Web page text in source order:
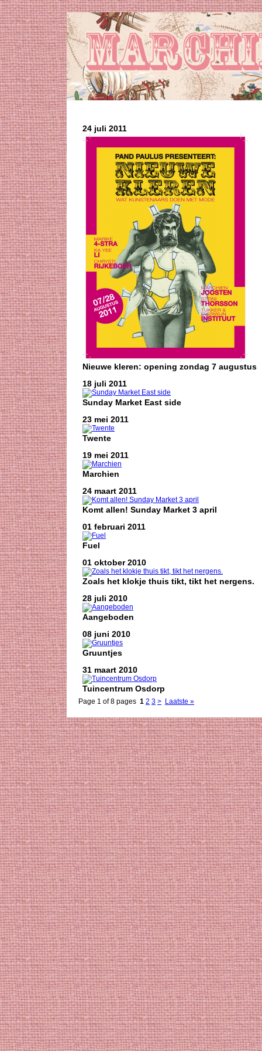
24 juli 2011
Nieuwe kleren: opening zondag 7 augustus
18 juli 2011
Sunday Market East side
23 mei 2011
Twente
19 mei 2011
Marchien
24 maart 2011
Komt allen! Sunday Market 3 april
01 februari 2011
Fuel
01 oktober 2010
Zoals het klokje thuis tikt, tikt het nergens.
28 juli 2010
Aangeboden
08 juni 2010
Gruuntjes
31 maart 2010
Tuincentrum Osdorp
Page 1 of 8 pages 1 2 3 > Laatste »